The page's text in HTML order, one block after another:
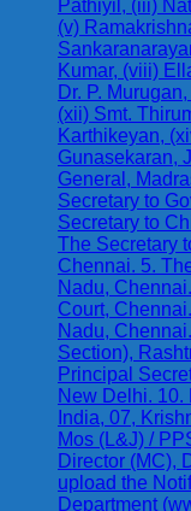
Pathiyil, (iii)
(v)
Kumar, (viii)
Dr. P.
(xii) Smt.
Karthikeyan,
Gunasekaran,
General,
Secretary to
Secretary to
The Secretary
Chennai. 5.
Nadu,
Court,
Nadu,
Section),
Principal
New Delhi. 10.
India, 07,
Mos (L&J) /
Director (MC),
upload the
Department